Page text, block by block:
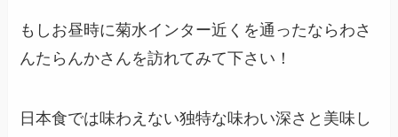
もしお昼時に菊水インター近くを通ったならわさ
んたらんかさんを訪れてみて下さい！
日本食では味わえない独特な味わい深さと美味し